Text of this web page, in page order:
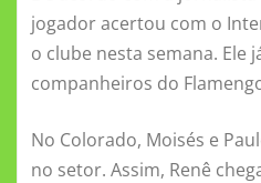
o
o
k
p
p
jogador acertou com o
o clube nesta semana. Ele
companheiros do
No Colorado, Moisés e
no setor. Assim, Renê